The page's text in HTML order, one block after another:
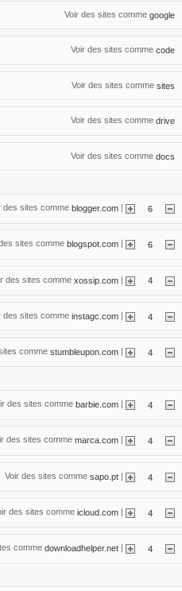
Voir des sites comme google
Voir des sites comme code
Voir des sites comme sites
Voir des sites comme drive
Voir des sites comme docs
des sites comme blogger.com | 6
sites comme blogspot.com 6
des sites comme xossip.com | 4
des sites comme instagc.com | 4
comme stumbleupon.com | 4
des sites comme barbie.com 4
des sites comme marca.com 4
Voir des sites comme sapo.pt | 4
des sites comme icloud.com | 4
comme downloadhelper.net | 4